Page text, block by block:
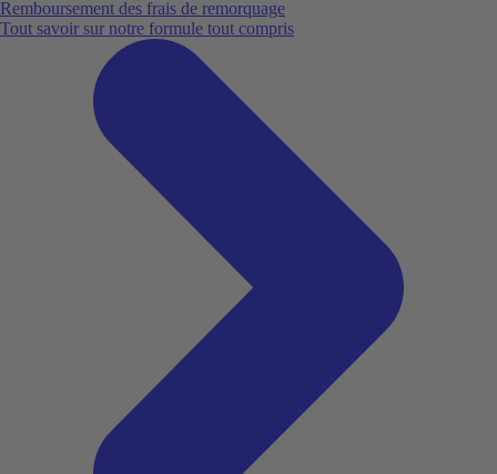
Remboursement des frais de remorquage
Tout savoir sur notre formule tout compris